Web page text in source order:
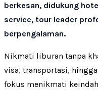
berkesan, didukung
service, tour leader
berpengalaman.
Nikmati liburan tanpa
visa, transportasi,
fokus menikmati